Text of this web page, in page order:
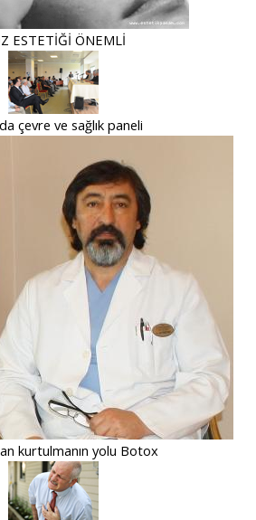
ESTETİĞİ ÖNEMLİ
çevre ve sağlık paneli
kurtulmanın yolu Botox